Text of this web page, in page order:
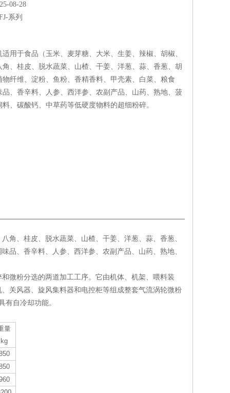
08-28
系列
用于食品（玉米、麦芽糖、大米、生姜、辣椒、胡椒、
角、桂皮、脱水蔬菜、山楂、干姜、洋葱、蒜、香葱、胡
物纤维、淀粉、鱼粉、香精香料、甲壳素、白菜、粮食
品、香辛料、人参、西洋参、农副产品、山药、熟地、菠
、碳酸钙、中草药等低硬度物料的超细粉碎。
角、桂皮、脱水蔬菜、山楂、干姜、洋葱、蒜、香葱、
品、香辛料、人参、西洋参、农副产品、山药、熟地、
微粉分选的两道加工工序。它由机体、机架、喂料装
关风器、旋风集料器和电控柜等组成整套气流涡轮微粉
自冷却功能。
量
kg